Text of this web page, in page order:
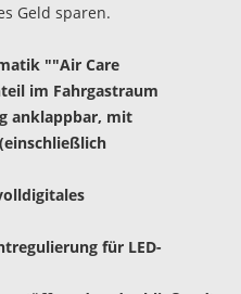
Geld sparen.
""Air Care
im Fahrgastraum
anklappbar, mit
für LED-